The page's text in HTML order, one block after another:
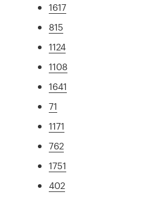
1617
815
1124
1108
1641
71
1171
762
1751
402